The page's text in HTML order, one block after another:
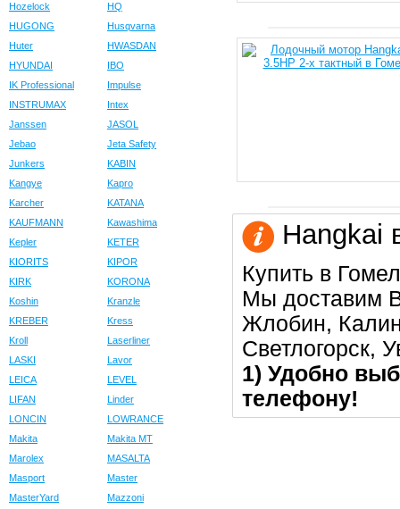
Hozelock
HQ
HUGONG
Husqvarna
Huter
HWASDAN
HYUNDAI
IBO
IK Professional
Impulse
INSTRUMAX
Intex
Janssen
JASOL
Jebao
Jeta Safety
Junkers
KABIN
Kangye
Kapro
Karcher
KATANA
KAUFMANN
Kawashima
Kepler
KETER
KIORITS
KIPOR
KIRK
KORONA
Koshin
Kranzle
KREBER
Kress
Kroll
Laserliner
LASKI
Lavor
LEICA
LEVEL
LIFAN
Linder
LONCIN
LOWRANCE
Makita
Makita MT
Marolex
MASALTA
Masport
Master
MasterYard
Mazzoni
Hangkai
Купить в
Мы доставим
Жлобин,
Светлогорск,
1) Удобно
телефону!